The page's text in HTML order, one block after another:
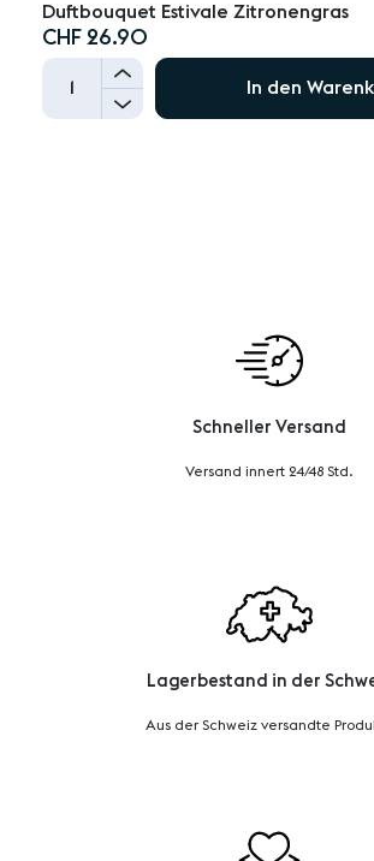
Duftbouquet Estivale Zitronengras
CHF 26.90
+
-
In den
Schneller Versand
Versand innert 24/48 Std.
Lagerbestand in der
Aus der Schweiz versandte